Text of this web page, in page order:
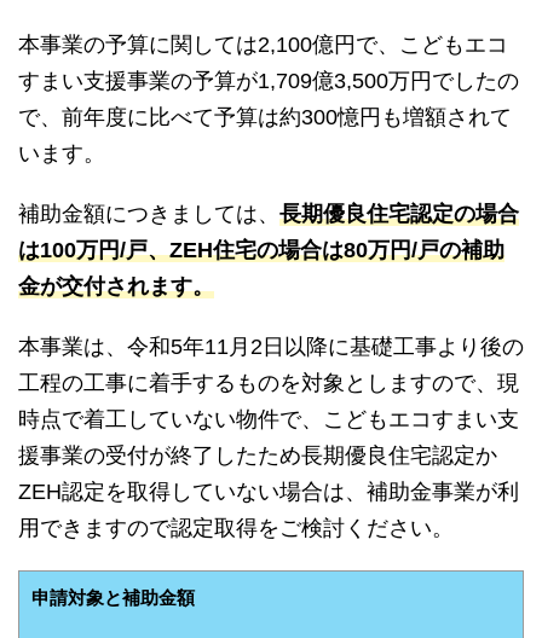
本事業の予算に関しては2,100億円で、こどもエコ
すまい支援事業の予算が1,709億3,500万円でしたの
で、前年度に比べて予算は約300憶円も増額されて
います。
補助金額につきましては、 長期優良住宅認定の場合
は100万円/戸、ZEH住宅の場合は80万円/戸の補助
金が交付されます。
本事業は、令和5年11月2日以降に基礎工事より後の
工程の工事に着手するものを対象としますので、現
時点で着工していない物件で、こどもエコすまい支
援事業の受付が終了したため長期優良住宅認定か
ZEH認定を取得していない場合は、補助金事業が利
用できますので認定取得をご検討ください。
申請対象と補助金額